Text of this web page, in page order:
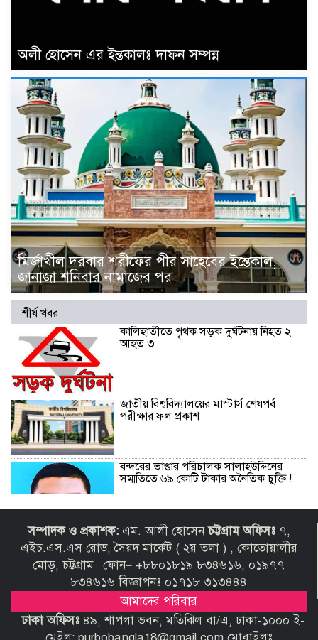
অলী হোসেন এর ইন্তকালঃ দাফন সম্পন্ন
মির্জাখীল দরবার শরীফের পীর সাহেবের ইন্তেকাল,
জানাজা শনিবার নামাজের পর
শীর্ষ খবর
কালিহাতীতে পৃথক সড়ক দুর্ঘটনায় নিহত ২
আহত ৩
জাতীয় বিশ্ববিদ্যালয়ের মাস্টার্স শেষপর্ব
পরীক্ষার ফল প্রকাশ
বন্দরের ভাণ্ডার পরিচালক সালাহউদ্দিনের
সম্মতিতে ৬৯ কোটি টাকার অনৈতিক চুক্তি !
কুড়িগ্রাম সীমান্তে মোটরসাইকেলে মিললো ৬
কেজি ‘ভারতীয় গাঁজা’
সম্পাদক ও প্রকাশক: এম. আলী হোসেনচট্টগ্রাম অফিসঃ৭,
এইচ.এস.এস রোড, সৈয়দ মার্কেট ( ২য় তলা ) , কোতোয়ালীর
মোড়, চট্টগ্রাম। ফোন– +৮৮০১৮১৯ ৮৩৪৬১৬, ০১৯৭৭
৮৩৪৬১৬ বিজ্ঞাপনঃ ০১৭১৮ ৩১৩৪৪৪
আমাদের পরিবার
ঢাকা অফিসঃ৪৯, শাপলা ভবন, মতিঝিল বা/এ, ঢাকা-১০০০ ই-